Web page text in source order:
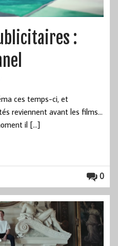
:
ces temps-ci, et
reviennent avant les films…
il […]
0